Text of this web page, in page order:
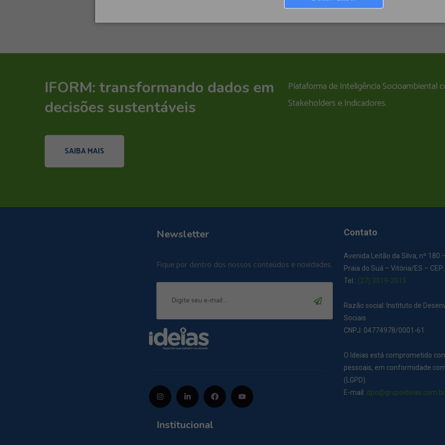
IFORM: transformando dados em
decisões sustentáveis
Plataforma de Inteligência Socioambiental
Stakeholders e Indicadores.
SAIBA MAIS
Newsletter
Fique por dentro dos nossos conteúdos e novidades.
Institucional
Contato
Avenida Leitão da Silva, nº 180
Praia do Suá – Vitória/ES –
Tel.: (27) 3019-2515
Razão social: Instituto de
Sociais
CNPJ: 04774978/0001-61
O Ideias está comprometido
pessoais, em conformidade
(LGPD).
E-mail: dpo@grupoideias.com.br